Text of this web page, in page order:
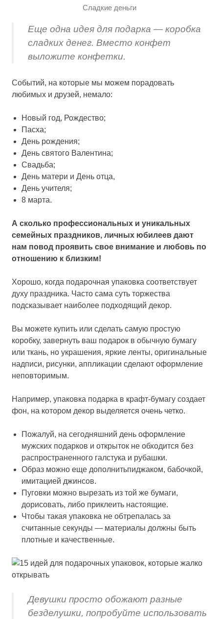
Сладкие деньги
Еще одна идея для подарка — коробка
сладких денег. Вместо конфет
выложите конфетки.
Событий, на которые мы можем порадовать
любимых и друзей, немало:
Новый год, Рождество;
Пасха;
День рождения;
День святого Валентина;
Свадьба;
День матери и День отца,
День учителя;
8 марта.
А сколько профессиональных и уникальных
семейных праздников, личных юбилеев дают
нам повод проявить свое внимание и любовь по
отношению к близким!
Хорошо, когда подарочная упаковка соответствует
духу праздника. Часто сама суть торжества
подсказывает наиболее подходящий декор.
Вы можете купить или сделать самую простую
коробку, завернуть ваш подарок в обычную бумагу
или ткань, но украшения, яркие ленты, оригинальные
надписи, рисунки, аппликации сделают оформление
неповторимым.
Например, упаковка подарка в крафт-бумагу создает
фон, на котором декор выделяется очень четко.
Пожалуй, на сегодняшний день оформление
мужских подарков и открыток не обходится без
распространенного галстука и рубашки.
Образ можно еще дополнитьпиджаком, бабочкой,
имитацией джинсов.
Пуговки можно вырезать из той же бумаги,
дорисовать, либо приклеить настоящие.
Чтобы такая упаковка не обтрепалась за
считанные секунды — материалы должны быть
плотные и качественные.
Девушки просто обожают разные
безделушки, попробуйте использовать